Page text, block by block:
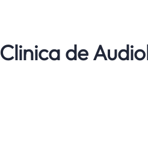
Clinica de